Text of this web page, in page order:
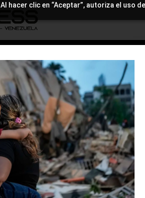
hacer clic en “Aceptar”, autoriza el uso